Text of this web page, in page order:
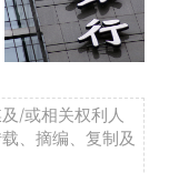
/或相关权利人
、摘编、复制及